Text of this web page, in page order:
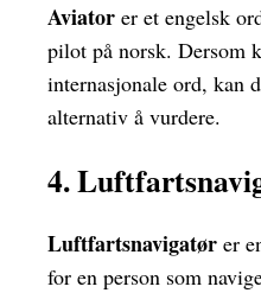
Aviator er et engelsk
pilot på norsk. Dersom
internasjonale ord, kan
alternativ å vurdere.
4.
Luftfartsnavigatør er
for en person som